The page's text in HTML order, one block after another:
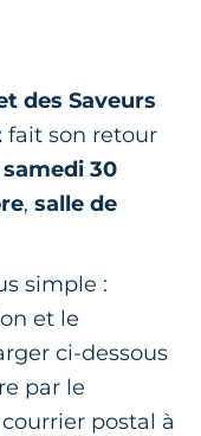
des Saveurs
fait son retour
samedi 30
, salle de
simple :
et le
ci-dessous
par le
postal à